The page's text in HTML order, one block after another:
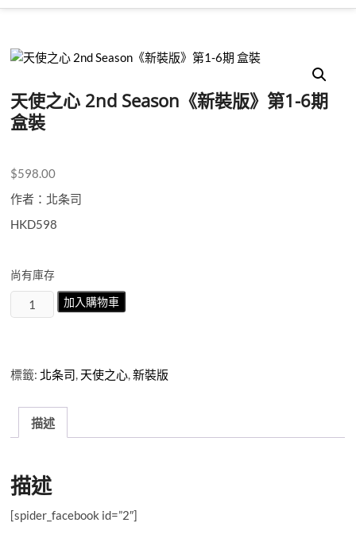
天使之心 2nd Season《新裝版》第1-6期
盒裝
$598.00
作者：北条司
HKD598
尚有庫存
使
2nd
裝
版》
第
6
期
盒
裝
加入購物車
標籤: 北条司, 天使之心,新裝版
描述
描述
[spider_facebook id=”2″]